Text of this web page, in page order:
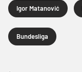
Igor Matanović
Bundesliga